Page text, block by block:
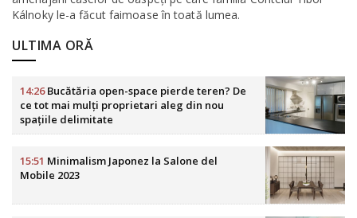
Kálnoky le-a făcut faimoase în toată lumea.
ULTIMA ORĂ
14:26Bucătăria open-space pierde teren? De
ce tot mai mulți proprietari aleg din nou
spațiile delimitate
15:51 Minimalism Japonez la Salone del
Mobile 2023